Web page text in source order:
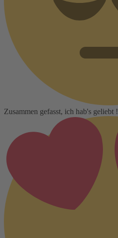
Zusammen gefasst, ich hab's geliebt !